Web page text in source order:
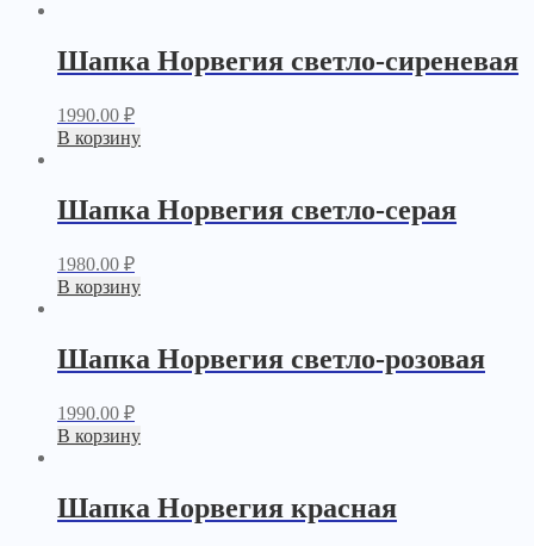
Шапка Норвегия светло-сиреневая
1990.00 ₽
В корзину
Шапка Норвегия светло-серая
1980.00 ₽
В корзину
Шапка Норвегия светло-розовая
1990.00 ₽
В корзину
Шапка Норвегия красная